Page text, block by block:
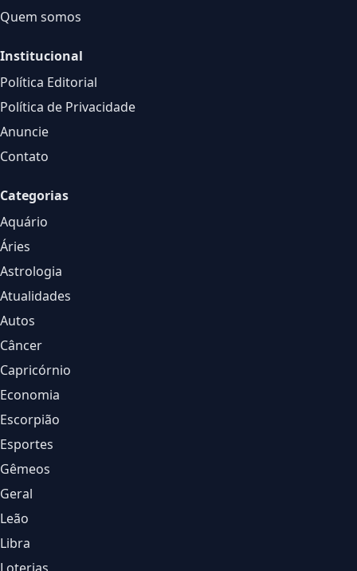
Quem somos
Institucional
Política Editorial
Política de Privacidade
Anuncie
Contato
Categorias
Aquário
Áries
Astrologia
Atualidades
Autos
Câncer
Capricórnio
Economia
Escorpião
Esportes
Gêmeos
Geral
Leão
Libra